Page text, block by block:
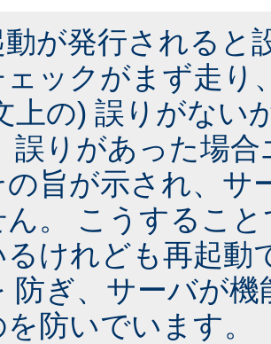
が発行されると
ェックがまず走り
上の) 誤りがない
誤りがあった場
の旨が示され、サ
ん。 こうするこ
るけれども再起動
防ぎ、サーバが
防いでいます。